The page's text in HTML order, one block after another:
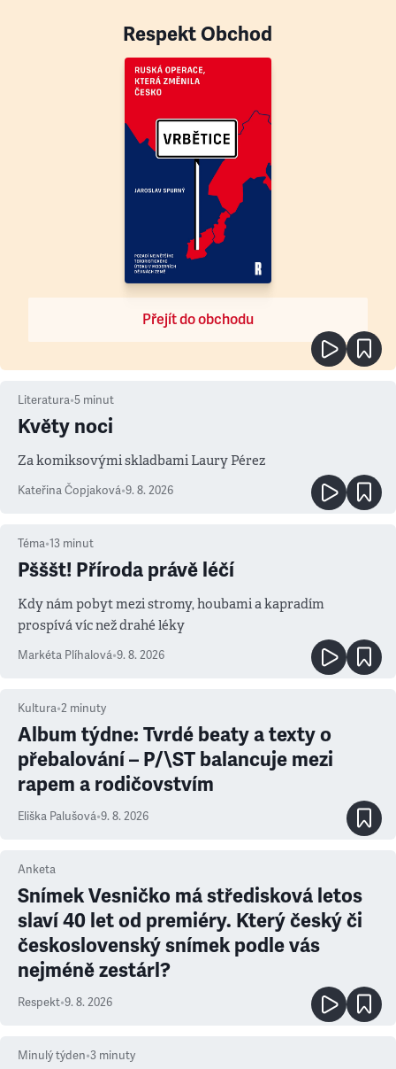
Respekt Obchod
Přejít do obchodu
Literatura•5 minut
Květy noci
Za komiksovými skladbami Laury Pérez
Kateřina Čopjaková•9. 8. 2026
Téma•13 minut
Pšššt! Příroda právě léčí
Kdy nám pobyt mezi stromy, houbami a kapradím
prospívá víc než drahé léky
Markéta Plíhalová•9. 8. 2026
Kultura•2 minuty
Album týdne: Tvrdé beaty a texty o
přebalování – P/\ST balancuje mezi
rapem a rodičovstvím
Eliška Palušová•9. 8. 2026
Anketa
Snímek Vesničko má středisková letos
slaví 40 let od premiéry. Který český či
československý snímek podle vás
nejméně zestárl?
Respekt•9. 8. 2026
Minulý týden•3 minuty